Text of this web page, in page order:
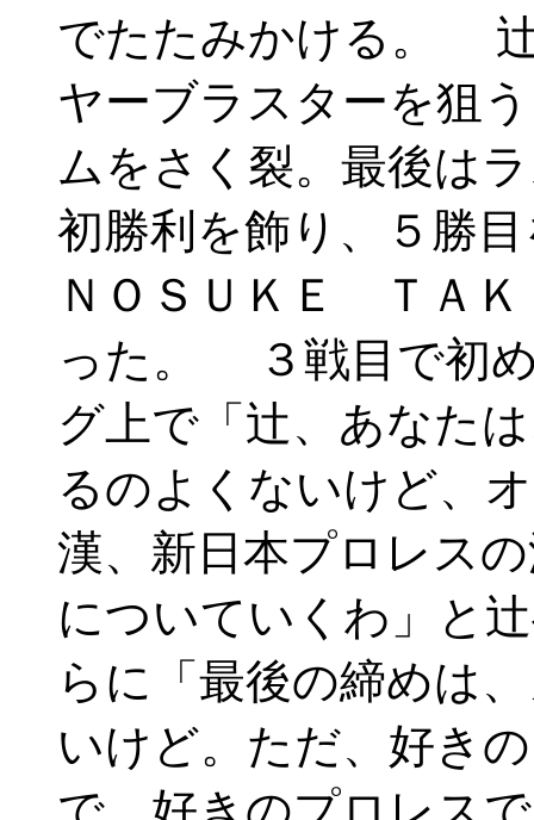
でたたみかける。
ヤーブラスターを狙
ムをさく裂。最後は
初勝利を飾り、５勝
ＮＯＳＵＫＥ ＴＡＫ
った。 ３戦目で初
グ上で「辻、あなた
るのよくないけど、
漢、新日本プロレス
についていくわ」と
らに「最後の締めは
いけど。ただ、好き
で、好きのプロレス